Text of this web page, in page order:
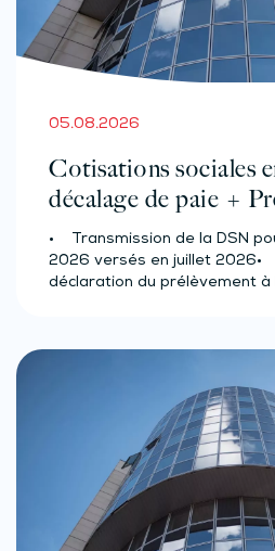
05.08.2026
Cotisations sociales
décalage de paie +
source des salariés et
(effectif d’au moins
• Transmission de la DSN
2026 versés en juillet
déclaration du prélèvement à